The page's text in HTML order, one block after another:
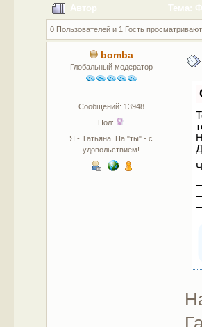
Автор Тема:
0 Пользователей и 1 Гость
bomba
Глобальный модератор
Сообщений: 13948
Пол:
Я - Татьяна. На "ты" - с
удовольствием!